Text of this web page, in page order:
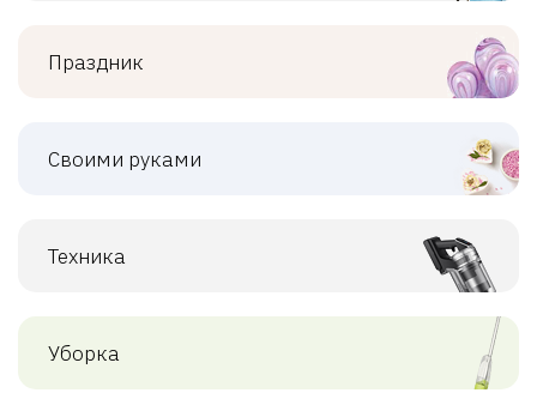
Праздник
Своими руками
Техника
Уборка